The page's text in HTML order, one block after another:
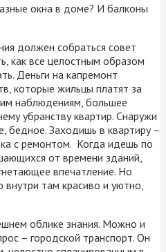
окна в доме? И балконы
должен собраться совет
как все целостным образом
Деньги на капремонт
которые жильцы платят за
наблюдениям, большее
убранству квартир. Снаружи
бедное. Заходишь в квартиру –
с ремонтом. Когда идешь по
от времени зданий,
впечатление. Но
там красиво и уютно,
облике знания. Можно и
– городской транспорт. Он